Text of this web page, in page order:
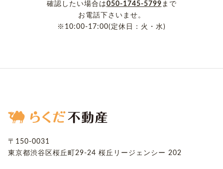
確認したい場合は050-1745-5799 まで
お電話下さいませ。
※10:00-17:00(定休日：火・水)
〒150-0031
東京都渋谷区桜丘町29-24 桜丘リージェンシー 202